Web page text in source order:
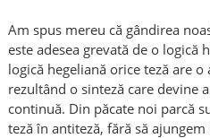
Am spus mereu că gândirea
este adesea grevată de o logică
logică hegeliană orice teză are o
rezultând o sinteză care devine
continuă. Din păcate noi parcă
teză în antiteză, fără să